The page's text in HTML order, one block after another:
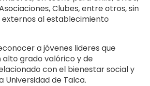
Clubes, entre otros, sin
externos al establecimiento
a jóvenes lideres que
grado valórico y de
con el bienestar social y
Universidad de Talca.